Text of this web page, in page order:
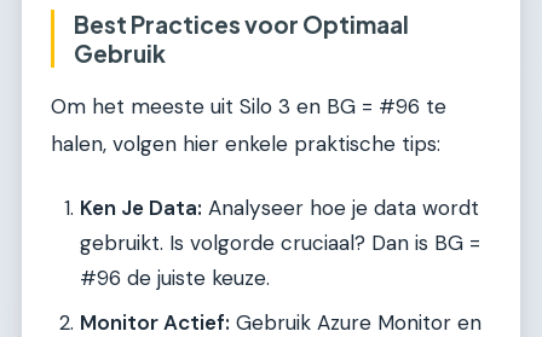
Best Practices voor Optimaal
Gebruik
Om het meeste uit Silo 3 en BG = #96 te
halen, volgen hier enkele praktische tips:
Ken Je Data: Analyseer hoe je data wordt
gebruikt. Is volgorde cruciaal? Dan is BG =
#96 de juiste keuze.
Monitor Actief: Gebruik Azure Monitor en